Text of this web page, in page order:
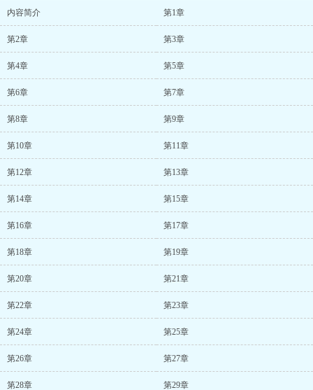
度，埋在大黑长长的毛毛里太幸福了！ 结果某天，他一觉醒来，
里。 程知屿：！！！ 内容标签： 随身空间 异能 末世 爽文 升
级流 成长 主角：程知屿，程墨（亚尔） 一句话简介：恋爱脑
敏感大乃攻 立意：在困境中努力生活...
内容简介 第1章
第2章 第3章
第4章 第5章
第6章 第7章
第8章 第9章
第10章 第11章
第12章 第13章
第14章 第15章
第16章 第17章
第18章 第19章
第20章 第21章
第22章 第23章
第24章 第25章
第26章 第27章
第28章 第29章